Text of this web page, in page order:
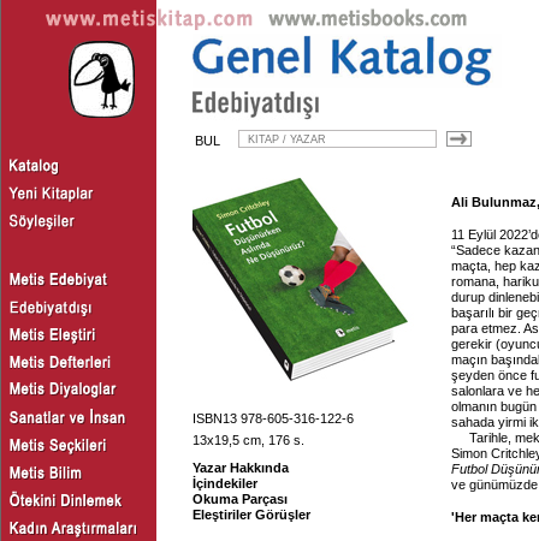
BUL
ISBN13 978-605-316-122-6
13x19,5 cm, 176 s.
Yazar Hakkında
İçindekiler
Okuma Parçası
Eleştiriler Görüşler
Ali
11 Eylül
“Sadece
maçta, hep
romana,
durup
başarılı bir
para etmez.
gerekir
maçın
şeyden önce
salonlara ve
olmanın
sahada yirmi
Tarihle,
Simon
Futbol
ve günümüzde
'Her maçta